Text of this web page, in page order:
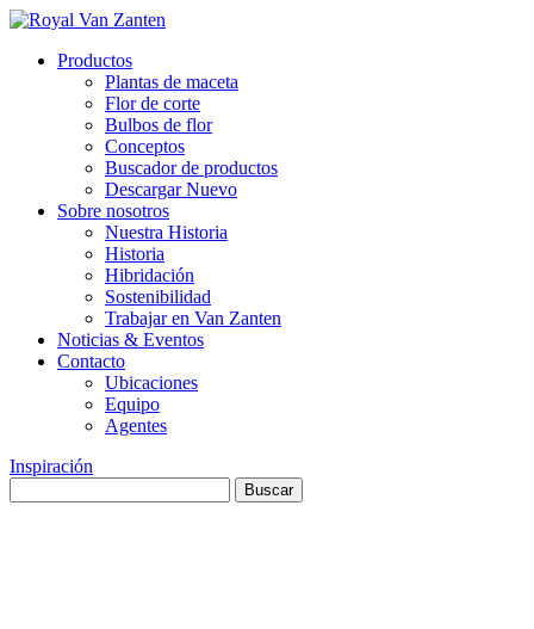
Productos
Plantas de maceta
Flor de corte
Bulbos de flor
Conceptos
Buscador de productos
Descargar Nuevo
Sobre nosotros
Nuestra Historia
Historia
Hibridación
Sostenibilidad
Trabajar en Van Zanten
Noticias & Eventos
Contacto
Ubicaciones
Equipo
Agentes
Inspiración